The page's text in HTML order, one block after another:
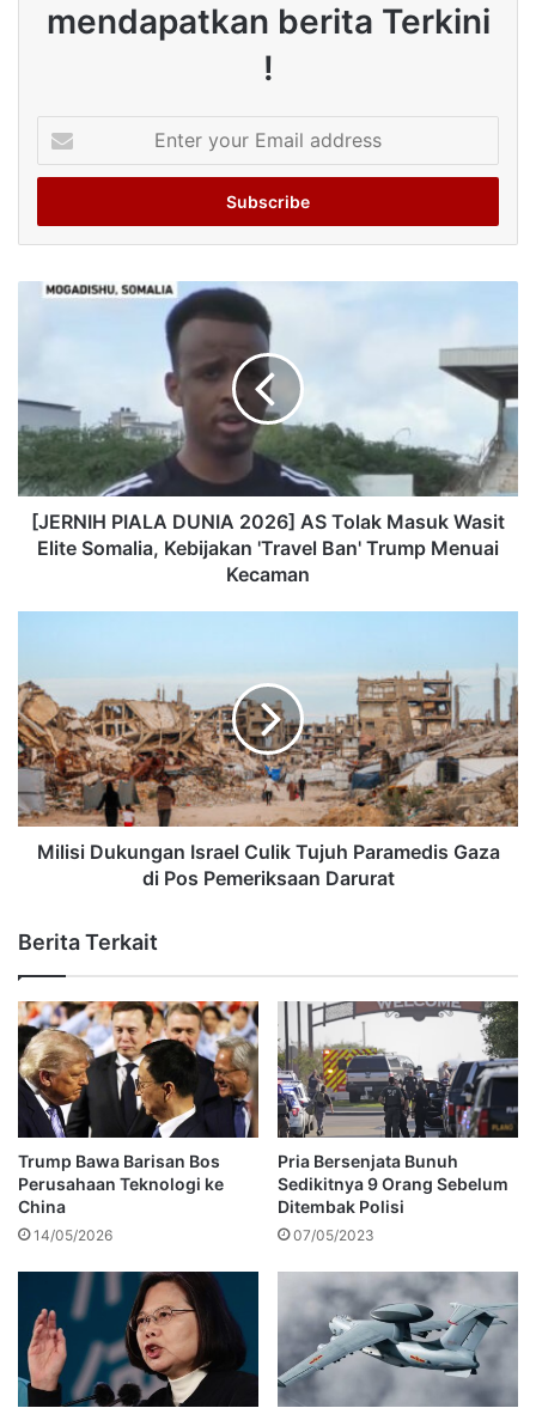
mendapatkan berita Terkini
!
your
Email
[JERNIH PIALA DUNIA 2026] AS Tolak Masuk Wasit
Elite Somalia, Kebijakan 'Travel Ban' Trump Menuai
Kecaman
Milisi Dukungan Israel Culik Tujuh Paramedis Gaza
di Pos Pemeriksaan Darurat
Berita Terkait
Trump Bawa Barisan Bos
Perusahaan Teknologi ke
China
14/05/2026
Pria Bersenjata Bunuh
Sedikitnya 9 Orang Sebelum
Ditembak Polisi
07/05/2023